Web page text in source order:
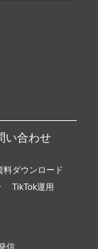
い合わせ
料ダウンロード
TikTok運用
信